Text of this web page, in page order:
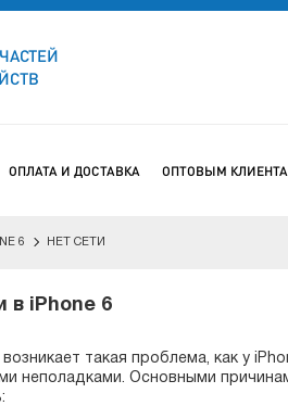
ОПЛАТА И ДОСТАВКА ОПТОВЫМ
6 НЕТ СЕТИ
в iPhone 6
возникает такая проблема, как у
неполадками. Основными